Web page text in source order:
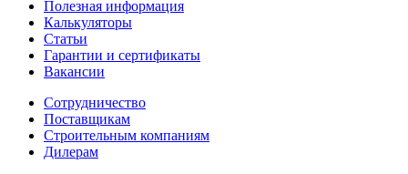
Полезная информация
Калькуляторы
Статьи
Гарантии и сертификаты
Вакансии
Сотрудничество
Поставщикам
Строительным компаниям
Дилерам